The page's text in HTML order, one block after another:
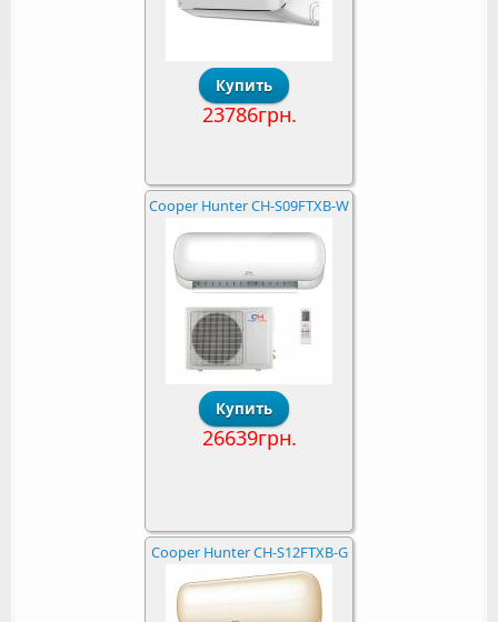
23786грн.
Cooper Hunter CH-S09FTXB-W
26639грн.
Cooper Hunter CH-S12FTXB-G